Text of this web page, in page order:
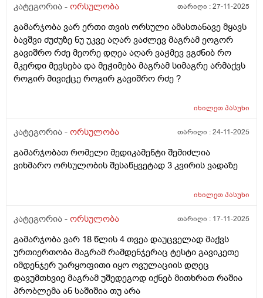
კატეგორია - ორსულობა თარიღი :27-11-2025
გამარჯობა ვარ ერთი თვის ორსული ამასთანავე მყავს
ბავშვი ძუძუზე ნუ უკვე აღარ ვაძლევ მაგრამ ეოგორ
გავიშრო რძე მეორე დღეა აღარ ვაჭმევ ვგძნიბ რო
მკერდი მევსება და მეჭიმება მაგრამ სიმაგრე არმაქვს
როგირ მივიქცე როგირ გავიშრო რძე ?
იხილეთპასუხი
კატეგორია - ორსულობა თარიღი :24-11-2025
გამარჯობათ რომელი მედიკამენტი შემიძლია
ვიხმარო ორსულობის შესაწყვეტად 3 კვირის ვადაზე
იხილეთპასუხი
კატეგორია - ორსულობა თარიღი : 17-11-2025
გამარჯობა ვარ 18 წლის 4 თვეა დაუცველად მაქვს
ურთიერთობა მაგრამ რამდენჯერაც ტესტი გავიკეთე
იმდენჯერ უარყოფითი იყო ოვულაციის დღეც
დავუმთხვიე მაგრამ უშედეგოდ იქნებ მითხრათ რაშია
პრობლემა ან საშიშია თუ არა